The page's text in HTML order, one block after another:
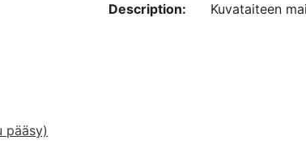
Description:
Kuvataiteen
pääsy)